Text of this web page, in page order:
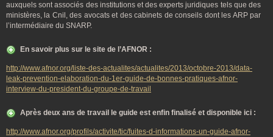
auxquels sont associés des institutions et des experts juridiques tels que des
ministères, la Cnil, des avocats et des cabinets de conseils dont les ARP par
l’intermédiaire du SNARP.
En savoir plus sur le site de l’AFNOR :
http://www.afnor.org/liste-des-actualites/actualites/2013/octobre-2013/data-
leak-prevention-elaboration-du-1er-guide-de-bonnes-pratiques-afnor-
interview-du-president-du-groupe-de-travail
Après deux ans de travail le guide est enfin finalisé et disponible ici :
http://www.afnor.org/profils/activite/tic/fuites-d-informations-un-guide-afnor-